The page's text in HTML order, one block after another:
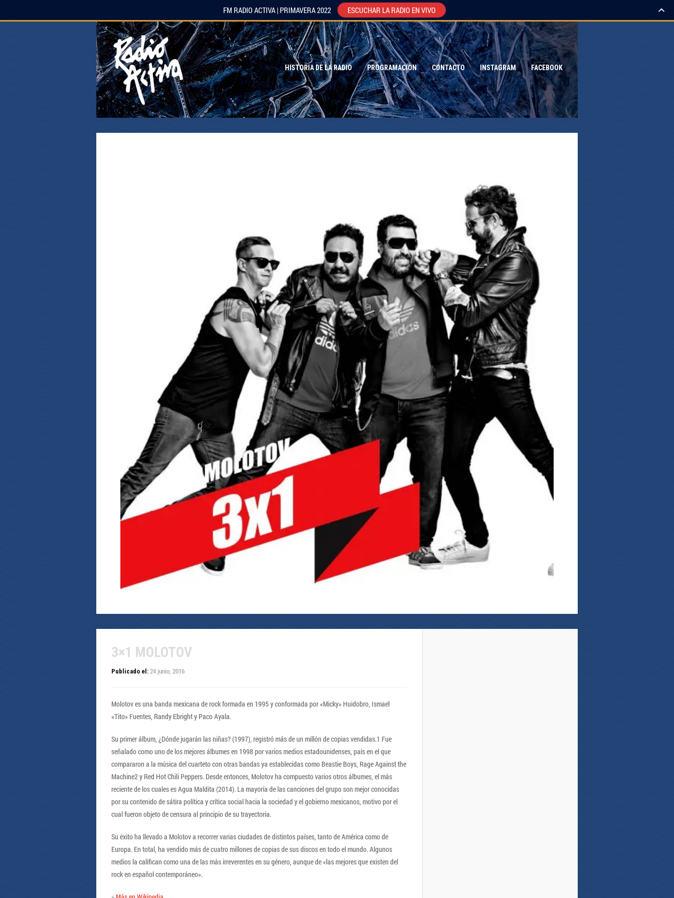
HISTORIA DE LA RADIO PROGRAMACION CONTACTO INSTAGRAM FACEBOOK
3×1 MOLOTOV
Publicado el: 24 junio, 2016
Molotov es una banda mexicana de rock formada en 1995 y conformada por «Micky» Huidobro, Ismael
«Tito» Fuentes, Randy Ebright y Paco Ayala.
Su primer álbum, ¿Dónde jugarán las niñas? (1997), registró más de un millón de copias vendidas.1 Fue
señalado como uno de los mejores álbumes en 1998 por varios medios estadounidenses, país en el que
compararon a la música del cuarteto con otras bandas ya establecidas como Beastie Boys, Rage Against the
Machine2 y Red Hot Chili Peppers. Desde entonces, Molotov ha compuesto varios otros álbumes, el más
reciente de los cuales es Agua Maldita (2014). La mayoría de las canciones del grupo son mejor conocidas
por su contenido de sátira política y crítica social hacia la sociedad y el gobierno mexicanos, motivo por el
cual fueron objeto de censura al principio de su trayectoria.
Su éxito ha llevado a Molotov a recorrer varias ciudades de distintos países, tanto de América como de
Europa. En total, ha vendido más de cuatro millones de copias de sus discos en todo el mundo. Algunos
medios la califican como una de las más irreverentes en su género, aunque de «las mejores que existen del
rock en español contemporáneo».
FM RADIO ACTIVA | PRIMAVERA 2022 ESCUCHAR LA RADIO EN VIVO